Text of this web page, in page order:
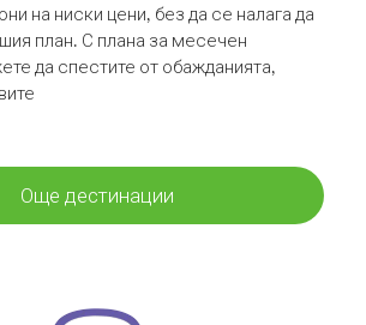
на ниски цени, без да се налага да
план. С плана за месечен
да спестите от обажданията,
Още дестинации